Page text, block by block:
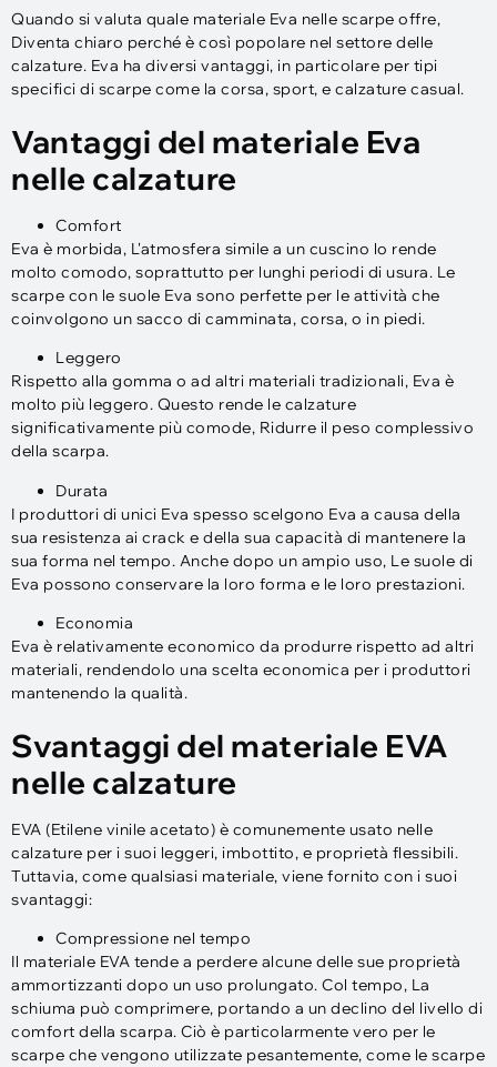
Quando si valuta quale materiale Eva nelle scarpe offre,
Diventa chiaro perché è così popolare nel settore delle
calzature. Eva ha diversi vantaggi, in particolare per tipi
specifici di scarpe come la corsa, sport, e calzature casual.
Vantaggi del materiale Eva
nelle calzature
Comfort
Eva è morbida, L'atmosfera simile a un cuscino lo rende
molto comodo, soprattutto per lunghi periodi di usura. Le
scarpe con le suole Eva sono perfette per le attività che
coinvolgono un sacco di camminata, corsa, o in piedi.
Leggero
Rispetto alla gomma o ad altri materiali tradizionali, Eva è
molto più leggero. Questo rende le calzature
significativamente più comode, Ridurre il peso complessivo
della scarpa.
Durata
I produttori di unici Eva spesso scelgono Eva a causa della
sua resistenza ai crack e della sua capacità di mantenere la
sua forma nel tempo. Anche dopo un ampio uso, Le suole di
Eva possono conservare la loro forma e le loro prestazioni.
Economia
Eva è relativamente economico da produrre rispetto ad altri
materiali, rendendolo una scelta economica per i produttori
mantenendo la qualità.
Svantaggi del materiale EVA
nelle calzature
EVA (Etilene vinile acetato) è comunemente usato nelle
calzature per i suoi leggeri, imbottito, e proprietà flessibili.
Tuttavia, come qualsiasi materiale, viene fornito con i suoi
svantaggi:
Compressione nel tempo
Il materiale EVA tende a perdere alcune delle sue proprietà
ammortizzanti dopo un uso prolungato. Col tempo, La
schiuma può comprimere, portando a un declino del livello di
comfort della scarpa. Ciò è particolarmente vero per le
scarpe che vengono utilizzate pesantemente, come le scarpe